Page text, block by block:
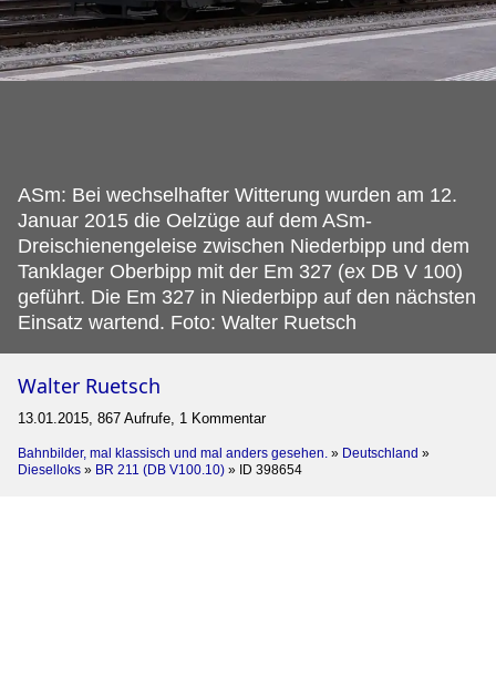
ASm: Bei wechselhafter Witterung wurden am 12.
Januar 2015 die Oelzüge auf dem ASm-
Dreischienengeleise zwischen Niederbipp und dem
Tanklager Oberbipp mit der Em 327 (ex DB V 100)
geführt. Die Em 327 in Niederbipp auf den nächsten
Einsatz wartend. Foto: Walter Ruetsch
Walter Ruetsch
13.01.2015, 867 Aufrufe, 1 Kommentar
Bahnbilder, mal klassisch und mal anders gesehen. » Deutschland »
Dieselloks » BR 211 (DB V100.10) » ID 398654